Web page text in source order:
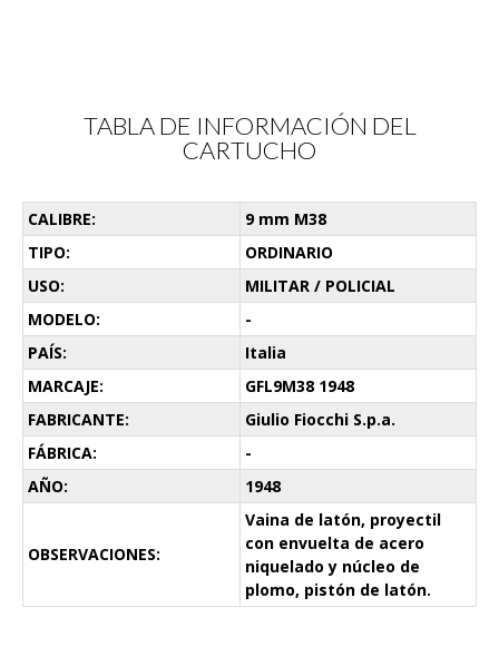
TABLA DE INFORMACIÓN DEL
CARTUCHO
CALIBRE:
9 mm M38
TIPO:
ORDINARIO
USO:
MILITAR / POLICIAL
MODELO:
-
PAÍS:
Italia
MARCAJE:
GFL9M38 1948
FABRICANTE:
Giulio Fiocchi S.p.a.
FÁBRICA:
-
AÑO:
1948
OBSERVACIONES:
Vaina de latón, proyectil
con envuelta de acero
niquelado y núcleo de
plomo, pistón de latón.